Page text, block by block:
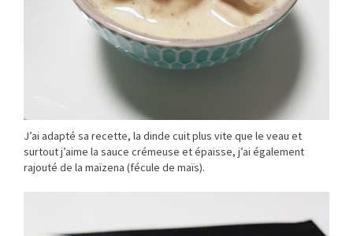
J’ai adapté sa recette, la dinde cuit plus vite que le veau et
surtout j’aime la sauce crémeuse et épaisse, j’ai également
rajouté de la maïzena (fécule de maïs).